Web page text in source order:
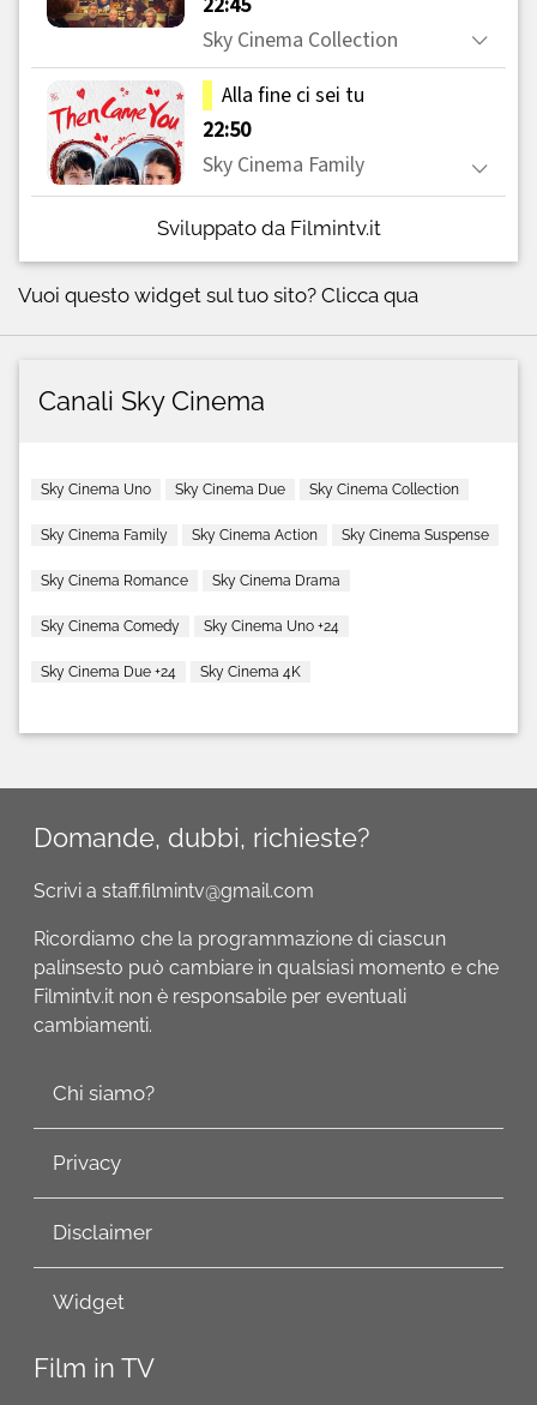
Sviluppato da Filmintv.it
Vuoi questo widget sul tuo sito? Clicca qua
Canali Sky Cinema
Sky Cinema Uno Sky Cinema Due Sky Cinema Collection
Sky Cinema Family Sky Cinema Action Sky Cinema Suspense
Sky Cinema Romance Sky Cinema Drama
Sky Cinema Comedy Sky Cinema Uno +24
Sky Cinema Due +24 Sky Cinema 4K
Domande, dubbi, richieste?
Scrivi a staff.filmintv@gmail.com
Ricordiamo che la programmazione di ciascun
palinsesto può cambiare in qualsiasi momento e che
Filmintv.it non è responsabile per eventuali
cambiamenti.
Chi siamo?
Privacy
Disclaimer
Widget
Film in TV